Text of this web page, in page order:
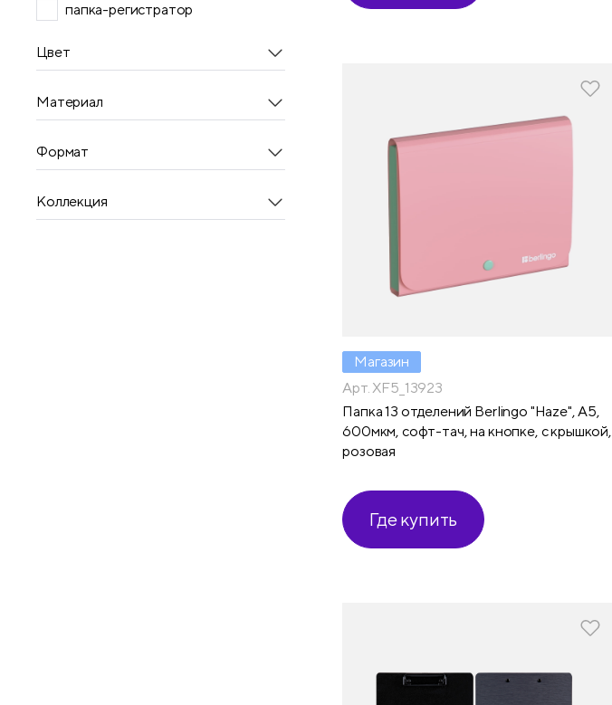
папка-регистратор
папка-уголок
планшет
разделитель листов
Цвет
Материал
Формат
Коллекция
Магазин
Арт. XF5_13923
Папка 13 отделений Berlingo "Haze", А5,
600мкм, софт-тач, на кнопке, с крышкой,
розовая
Где купить